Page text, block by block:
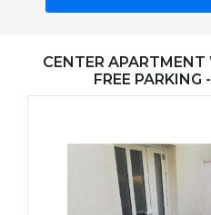
CENTER
FREE PARKING